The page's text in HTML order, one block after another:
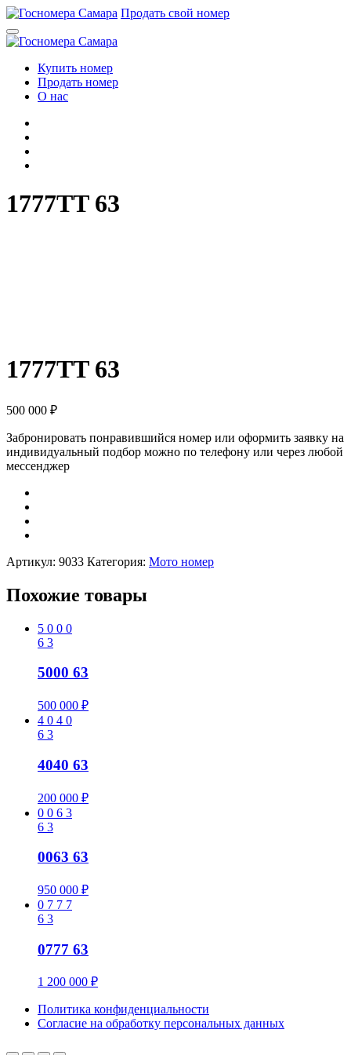
Перейти
к
содержимому
Продать свой номер
Купить номер
Продать номер
О нас
1777TT 63
1777TT 63
500 000 ₽
Забронировать понравившийся номер или оформить заявку на
индивидуальный подбор можно по телефону или через любой
мессенджер
Артикул: 9033 Категория: Мото номер
Похожие товары
5 0 0 0
6 3
5000 63
500 000 ₽
4 0 4 0
6 3
4040 63
200 000 ₽
0 0 6 3
6 3
0063 63
950 000 ₽
0 7 7 7
6 3
0777 63
1 200 000 ₽
Политика конфиденциальности
Cогласие на обработку персональных данных